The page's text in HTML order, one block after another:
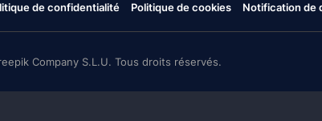
de confidentialité Politique de cookies Notification de
Company S.L.U. Tous droits réservés.